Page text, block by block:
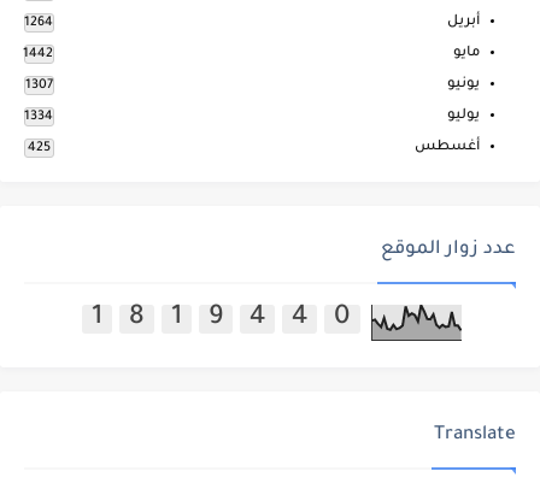
أبريل 1264
مايو 1442
يونيو 1307
يوليو 1334
أغسطس 425
عدد زوار الموقع
1 8 1 9 4 4 0
Translate